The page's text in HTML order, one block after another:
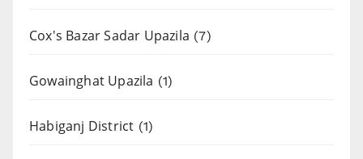
Cox's Bazar Sadar Upazila (7)
Gowainghat Upazila (1)
Habiganj District (1)